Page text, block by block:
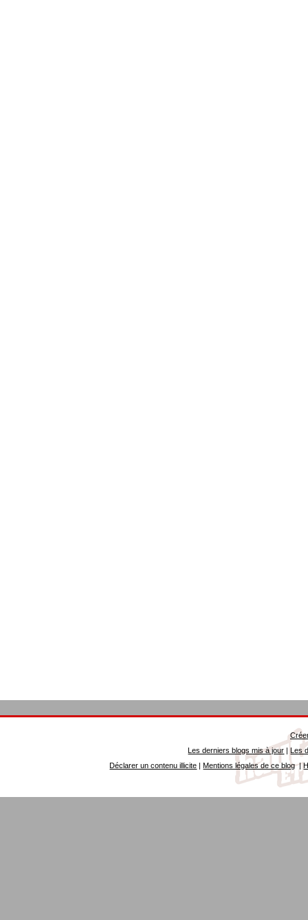
Les derniers blogs mis à jour |Les
Déclarer un contenu illicite |Mentions légales de ce blog|